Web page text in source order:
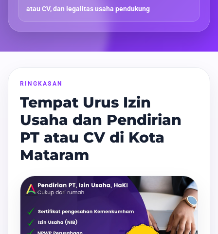
atau CV, dan legalitas usaha pendukung
RINGKASAN
Tempat Urus Izin
Usaha dan Pendirian
PT atau CV di Kota
Mataram